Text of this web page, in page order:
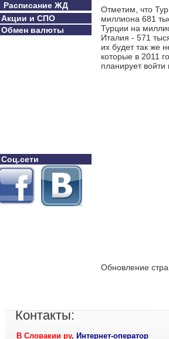
Расписание ЖД
Акции и СПО
Обмен валюты
Соц.сети
Отметим, что
миллиона 681
Турции на
Италия - 571
их будет так же
которые в 2011
планирует войти
Обновление
Контакты:
В Словакии ру, Интернет-оператор